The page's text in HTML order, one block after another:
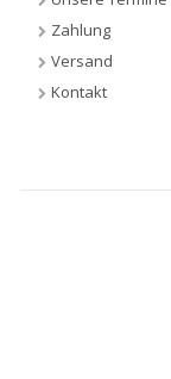
Zahlung
Versand
Kontakt